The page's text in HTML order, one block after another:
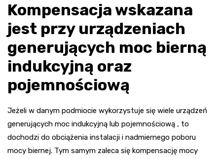
Kompensacja wskazana
jest przy urządzeniach
generujących moc bierną
indukcyjną oraz
pojemnościową
Jeżeli w danym podmiocie wykorzystuje się wiele urządzeń
generujących moc indukcyjną lub pojemnościową , to
dochodzi do obciążenia instalacji i nadmiernego poboru
mocy biernej. Tym samym zaleca się kompensację mocy